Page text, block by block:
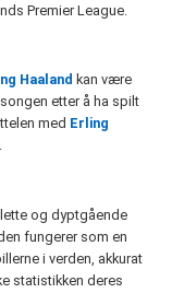
Premier League.
Haaland kan være
etter å ha spilt
med Erling
og dyptgående
fungerer som en
i verden, akkurat
statistikken deres